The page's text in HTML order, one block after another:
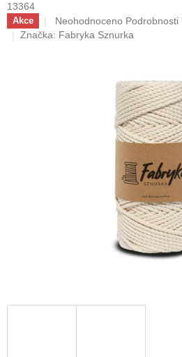
13364
Akce
Průměrné
hodnocení
Neohodnoceno Podrobnosti
Značka: Fabryka Sznurka